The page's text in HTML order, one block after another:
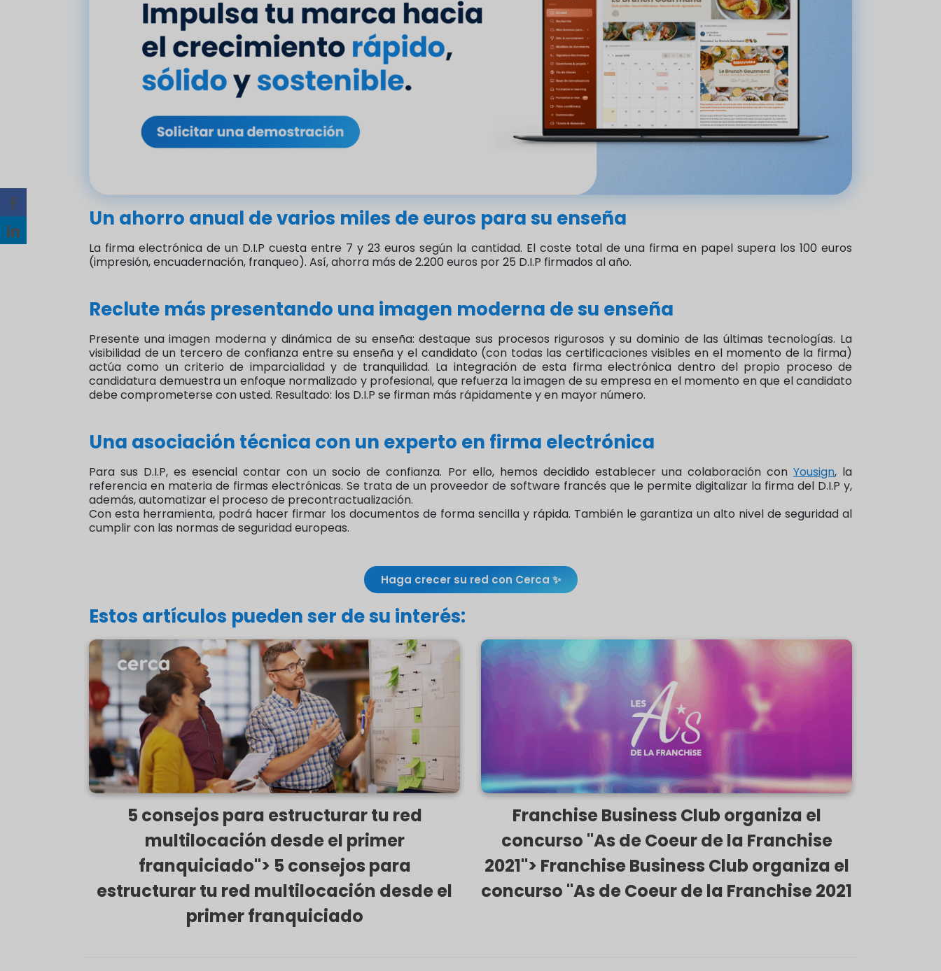
Un ahorro anual de varios miles de euros para su enseña
La firma electrónica de un D.I.P cuesta entre 7 y 23 euros según la cantidad. El coste total de una firma en papel supera los 100 euros
(impresión, encuadernación, franqueo). Así, ahorra más de 2.200 euros por 25 D.I.P firmados al año.
Reclute más presentando una imagen moderna de su enseña
Presente una imagen moderna y dinámica de su enseña: destaque sus procesos rigurosos y su dominio de las últimas tecnologías. La
visibilidad de un tercero de confianza entre su enseña y el candidato (con todas las certificaciones visibles en el momento de la firma)
actúa como un criterio de imparcialidad y de tranquilidad. La integración de esta firma electrónica dentro del propio proceso de
candidatura demuestra un enfoque normalizado y profesional, que refuerza la imagen de su empresa en el momento en que el candidato
debe comprometerse con usted. Resultado: los D.I.P se firman más rápidamente y en mayor número.
Una asociación técnica con un experto en firma electrónica
Para sus D.I.P, es esencial contar con un socio de confianza. Por ello, hemos decidido establecer una colaboración con Yousign, la
referencia en materia de firmas electrónicas. Se trata de un proveedor de software francés que le permite digitalizar la firma del D.I.P y,
además, automatizar el proceso de precontractualización.
Con esta herramienta, podrá hacer firmar los documentos de forma sencilla y rápida. También le garantiza un alto nivel de seguridad al
cumplir con las normas de seguridad europeas.
Haga crecer su red con Cerca ✨
Estos artículos pueden ser de su interés:
5 consejos para estructurar tu red multilocación desde el primer
franquiciado">
5 consejos para estructurar tu red
multilocación desde el primer
franquiciado"> 5 consejos para
estructurar tu red multilocación desde el
primer franquiciado
Franchise Business Club organiza el concurso "As de Coeur de la
Franchise 2021">
Franchise Business Club organiza el
concurso "As de Coeur de la Franchise
2021"> Franchise Business Club organiza el
concurso "As de Coeur de la Franchise 2021